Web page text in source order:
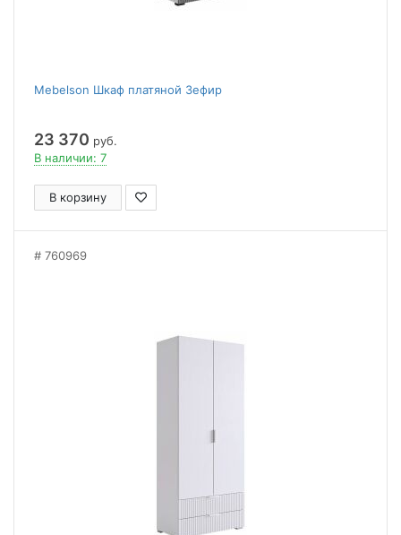
Mebelson Шкаф платяной Зефир
23 370 руб.
В наличии: 7
В корзину
760969